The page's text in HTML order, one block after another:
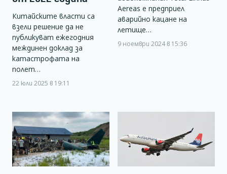
Китайските власти са
взели решение да не
публикуват ежегодния
междинен доклад за
катастрофата на
полет…
22 юли 2025 в 19:11
Aereas е предприел
аварийно кацане на
летище…
9 ноември 2024 в 15:36